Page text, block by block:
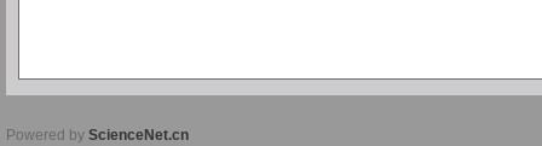
Powered by ScienceNet.cn